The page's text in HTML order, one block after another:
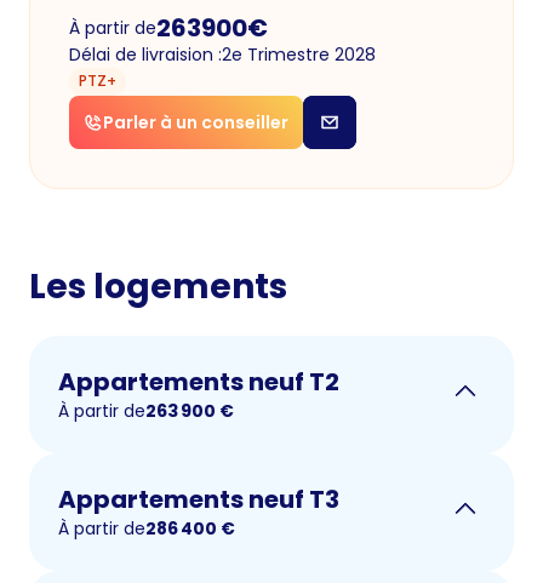
À partir de263900€
Délai de livraision :2e Trimestre 2028
PTZ+
Parler à un conseiller
Les logements
Appartements neuf T2
À partir de263 900 €
Appartements neuf T3
À partir de286 400 €